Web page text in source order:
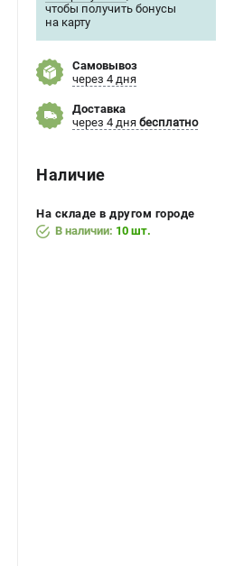
чтобы получить бонусы
на карту
Самовывоз
через 4 дня
Доставка
через 4 дня бесплатно
Наличие
На складе в другом городе
В наличии: 10 шт.